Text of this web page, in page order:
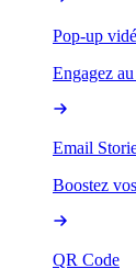
Pop-up
Engagez
Email
Boostez
QR Code